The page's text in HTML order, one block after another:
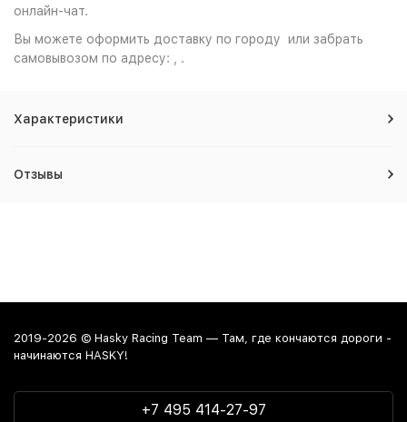
онлайн-чат.
Вы можете оформить доставку по городу или забрать
самовывозом по адресу: , .
Характеристики
Отзывы
2019-2026 © Hasky Racing Team — Там, где кончаются дороги -
начинаются HASKY!
+7 495 414-27-97